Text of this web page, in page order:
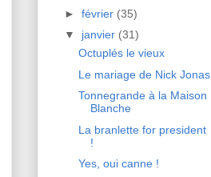
► février (35)
▼ janvier (31)
Octuplés le vieux
Le mariage de Nick Jonas
Tonnegrande à la Maison
Blanche
La branlette for president
!
Yes, oui canne !